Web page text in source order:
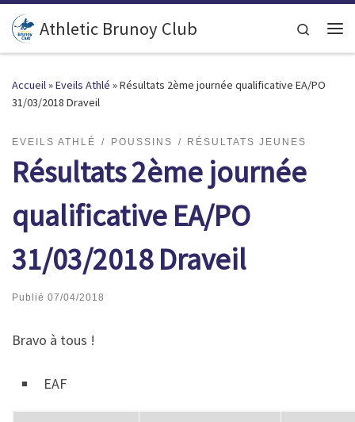
Passer au contenu
Athletic Brunoy Club Search
Accueil»Eveils Athlé »Résultats 2ème journée qualificative EA/PO
31/03/2018 Draveil
EVEILS ATHLÉ POUSSINS RÉSULTATS JEUNES
Résultats 2ème journée
qualificative EA/PO
31/03/2018 Draveil
Publié 07/04/2018
Bravo à tous !
EAF